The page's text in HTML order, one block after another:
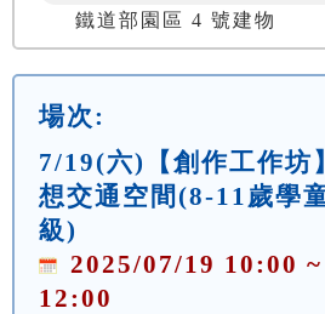
鐵道部園區 4 號建物
場次:
7/19(六)【創作工作坊
想交通空間(8-11歲學
級)
2025/07/19 10:00
12:00